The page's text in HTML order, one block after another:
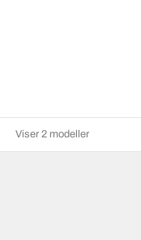
Viser 2 modeller